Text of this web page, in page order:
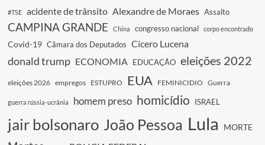
#TSE acidente de trânsito Alexandre de Moraes Assalto
CAMPINA GRANDE China congresso nacional corpo encontrado
Covid-19 Câmara dos Deputados Cícero Lucena
donald trump ECONOMIA EDUCAÇÃO eleições 2022
eleições 2026 empregos ESTUPRO EUA FEMINICIDIO Guerra
guerra rússia-ucrânia homem preso homicídio ISRAEL
jair bolsonaro João Pessoa Lula MORTE